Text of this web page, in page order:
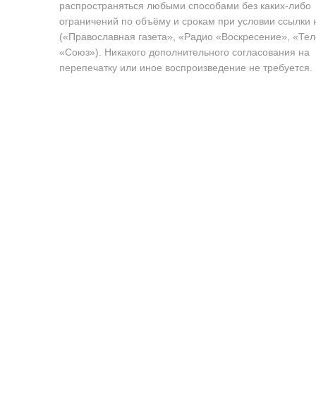
распространяться любыми способами без каких-либо
ограничений по объёму и срокам при условии ссылки
(«Православная газета», «Радио «Воскресение»,
«Союз»). Никакого дополнительного согласования на
перепечатку или иное воспроизведение не требуется.